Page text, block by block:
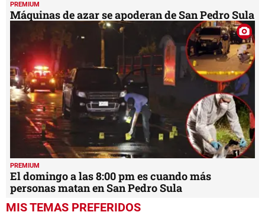
PREMIUM
Máquinas de azar se apoderan de San Pedro Sula
PREMIUM
El domingo a las 8:00 pm es cuando más
personas matan en San Pedro Sula
MIS TEMAS PREFERIDOS